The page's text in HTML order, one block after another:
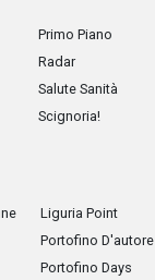
Primo Piano
Radar
Salute Sanità
Scignoria!
Liguria Point
Portofino D'autore
Portofino Days